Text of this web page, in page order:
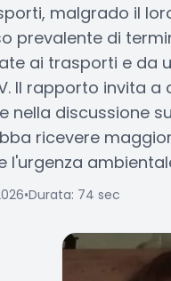
malgrado il
prevalente di
ai trasporti e da
Il rapporto invita
nella discussione
ricevere
l'urgenza
•Durata: 74 sec